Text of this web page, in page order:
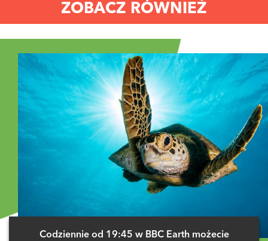
ZOBACZ RÓWNIEŻ
Codziennie od 19:45 w BBC Earth możecie